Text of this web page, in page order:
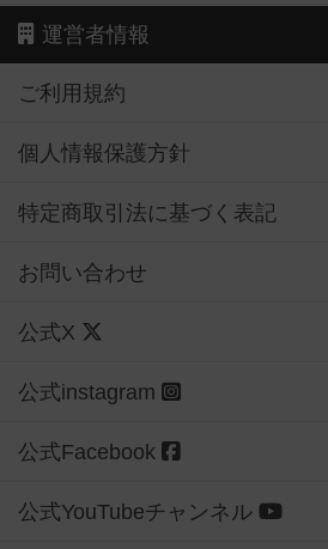
運営者情報
ご利用規約
個人情報保護方針
特定商取引法に基づく表記
お問い合わせ
公式X
公式instagram
公式Facebook
公式YouTubeチャンネル